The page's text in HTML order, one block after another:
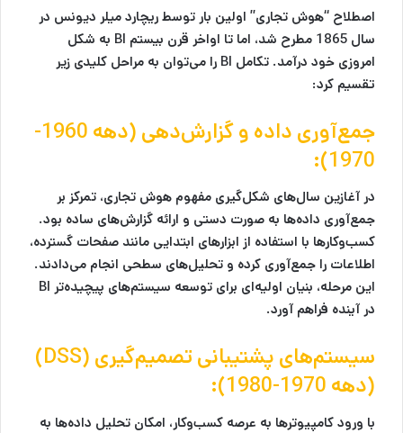
اصطلاح “هوش تجاری” اولین بار توسط ریچارد میلر دیونس در
سال 1865 مطرح شد، اما تا اواخر قرن بیستم BI به شکل
امروزی خود درآمد. تکامل BI را می‌توان به مراحل کلیدی زیر
تقسیم کرد:
جمع‌آوری داده و گزارش‌دهی (دهه 1960-
1970):
در آغازین سال‌های شکل‌گیری مفهوم هوش تجاری، تمرکز بر
جمع‌آوری داده‌ها به صورت دستی و ارائه گزارش‌های ساده بود.
کسب‌وکارها با استفاده از ابزارهای ابتدایی مانند صفحات گسترده،
اطلاعات را جمع‌آوری کرده و تحلیل‌های سطحی انجام می‌دادند.
این مرحله، بنیان اولیه‌ای برای توسعه سیستم‌های پیچیده‌تر BI
در آینده فراهم آورد.
سیستم‌های پشتیبانی تصمیم‌گیری (DSS)
(دهه 1970-1980):
با ورود کامپیوترها به عرصه کسب‌وکار، امکان تحلیل داده‌ها به